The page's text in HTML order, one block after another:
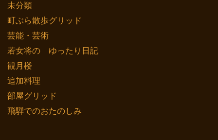
未分類
町ぶら散歩グリッド
芸能・芸術
若女将の ゆったり日記
観月楼
追加料理
部屋グリッド
飛騨でのおたのしみ